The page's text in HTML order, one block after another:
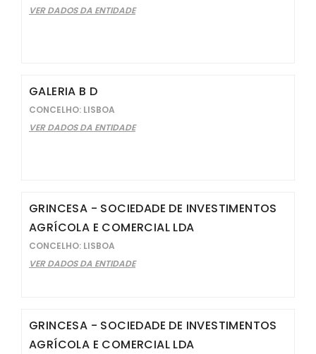
VER DADOS DA ENTIDADE
GALERIA B D
CONCELHO: LISBOA
VER DADOS DA ENTIDADE
GRINCESA - SOCIEDADE DE INVESTIMENTOS
AGRÍCOLA E COMERCIAL LDA
CONCELHO: LISBOA
VER DADOS DA ENTIDADE
GRINCESA - SOCIEDADE DE INVESTIMENTOS
AGRÍCOLA E COMERCIAL LDA